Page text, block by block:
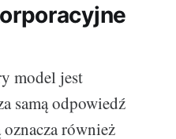
model jest
samą odpowiedź
również